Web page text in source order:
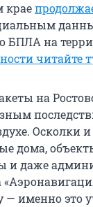
крае
БПЛА на
читайте
на
Осколки
дома,
и даже
— именно это